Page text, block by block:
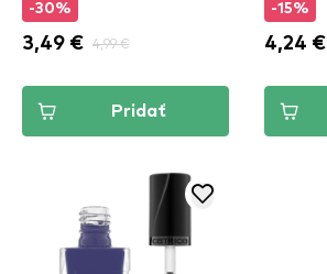
-30%
3,49 € 4,99 €
Pridať
-15%
4,24 €